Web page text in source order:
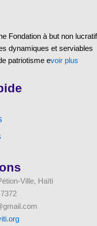
Fondation à but non lucratif
dynamiques et serviables
patriotisme evoir plus
Ville, Haïti